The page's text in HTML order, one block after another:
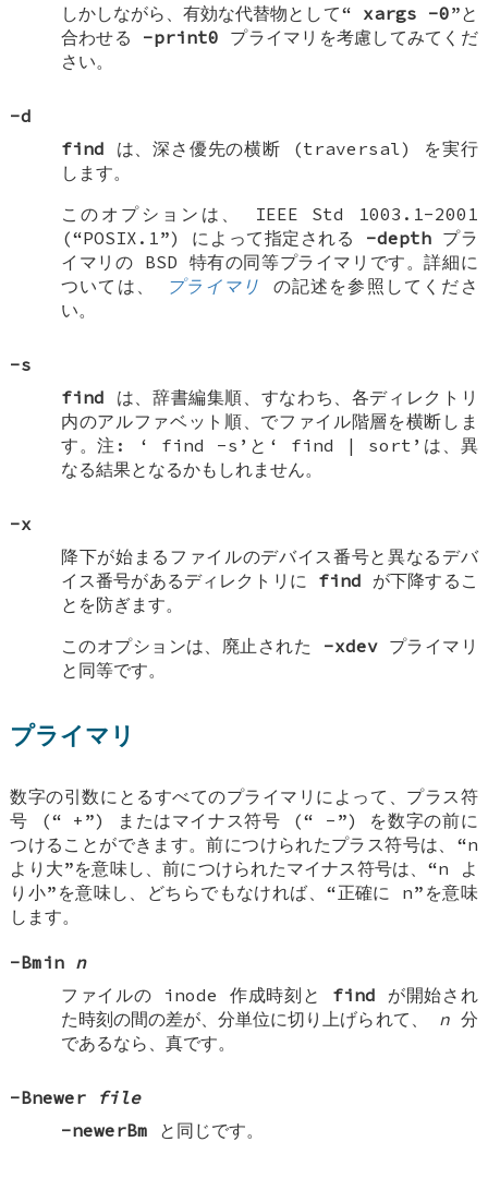
しかしながら、有効な代替物として“ xargs -0”と
合わせる -print0 プライマリを考慮してみてくだ
さい。
-d
find は、深さ優先の横断 (traversal) を実行
します。
このオプションは、 IEEE Std 1003.1-2001
(“POSIX.1”) によって指定される -depthプラ
イマリの BSD 特有の同等プライマリです。詳細に
ついては、
プライマリ
の記述を参照してくださ
い。
-s
find は、辞書編集順、すなわち、各ディレクトリ
内のアルファベット順、でファイル階層を横断しま
す。注: ‘ find -s ’と‘ find | sort ’は、異
なる結果となるかもしれません。
-x
降下が始まるファイルのデバイス番号と異なるデバ
イス番号があるディレクトリに find が下降するこ
とを防ぎます。
このオプションは、廃止された -xdevプライマリ
と同等です。
プライマリ
数字の引数にとるすべてのプライマリによって、プラス符
号 (“ + ”) またはマイナス符号 (“ - ”) を数字の前に
つけることができます。前につけられたプラス符号は、“n
より大”を意味し、前につけられたマイナス符号は、“n よ
り小”を意味し、どちらでもなければ、“正確に n”を意味
します。
-Bmin n
ファイルの inode 作成時刻と find が開始され
た時刻の間の差が、分単位に切り上げられて、 n分
であるなら、真です。
-Bnewer
file
-newerBm と同じです。